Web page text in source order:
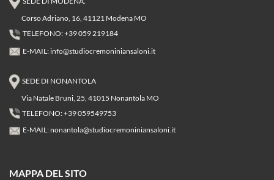
Corso Adriano, 16, 41121 Modena MO
TELEFONO: +39 059 219184
E-MAIL: info@studiocremoniniansaloni.it
SEDE DI NONANTOLA
Via Natale Bruni, 25, 41015 Nonantola MO
TELEFONO: +39 059549753
E-MAIL:nonantola@studiocremoniniansaloni.it
MAPPA DEL SITO